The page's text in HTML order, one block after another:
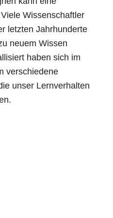
Wissenschaftler
letzten Jahrhunderte
neuem Wissen
haben sich im
verschiedene
unser Lernverhalten